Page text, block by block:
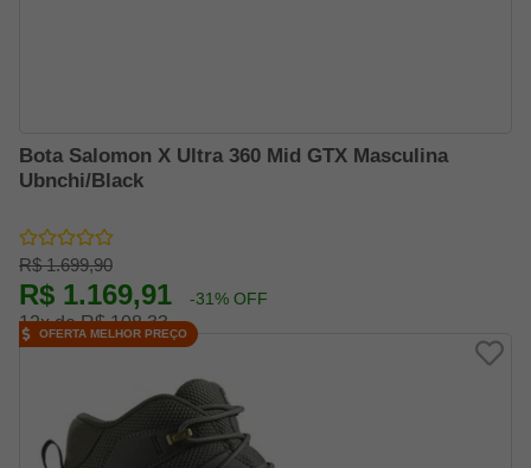
Bota Salomon X Ultra 360 Mid GTX Masculina
Ubnchi/Black
R$ 1.699,90
R$ 1.169,91 -31% OFF
12x de R$ 108,33
OFERTA MELHOR PREÇO